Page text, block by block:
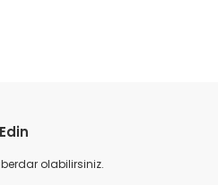
olabilirsiniz.